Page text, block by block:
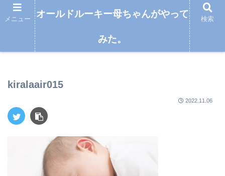
オールドルーキー母ちゃんがやってみた。
kiralaair015
2022.11.06
メニュー オールドルーキー母ちゃんがやって
みた。
検索